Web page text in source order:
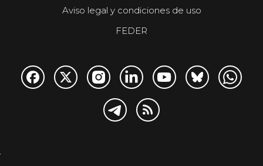
Aviso legal y condiciones de uso
FEDER